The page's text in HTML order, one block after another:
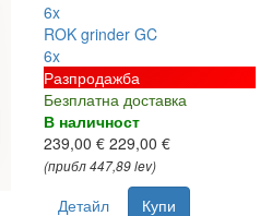
6x
ROK grinder GC
6x
Разпродажба
Безплатна доставка
В наличност
239,00 € 229,00 €
(прибл 447,89 lev)
Детайл Купи